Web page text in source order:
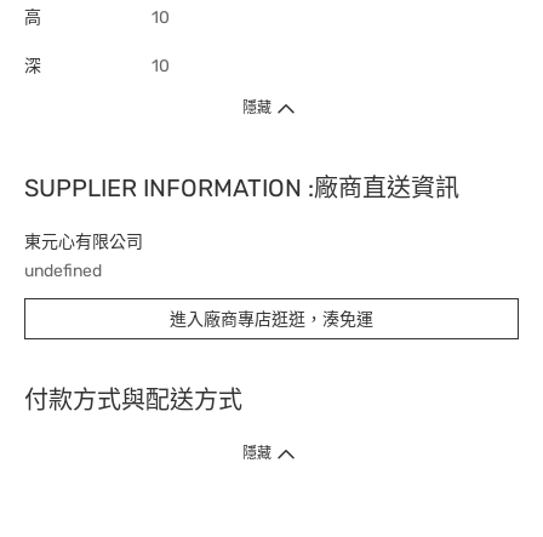
高 10
深 10
隱藏
SUPPLIER INFORMATION :廠商直送資訊
東元心有限公司
undefined
進入廠商專店逛逛，湊免運
付款方式與配送方式
隱藏